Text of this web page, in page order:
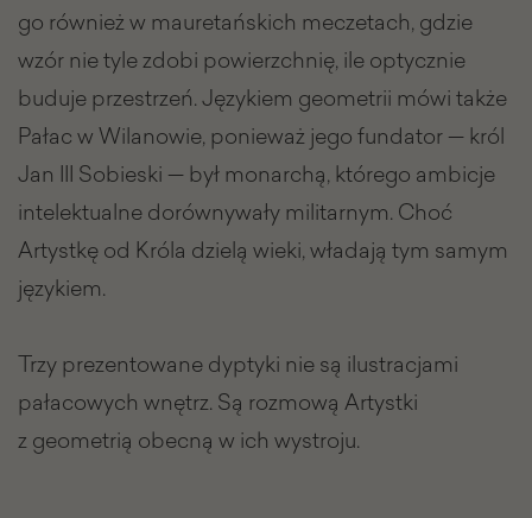
go również w mauretańskich meczetach, gdzie
wzór nie tyle zdobi powierzchnię, ile optycznie
buduje przestrzeń. Językiem geometrii mówi także
Pałac w Wilanowie, ponieważ jego fundator — król
Jan III Sobieski — był monarchą, którego ambicje
intelektualne dorównywały militarnym. Choć
Artystkę od Króla dzielą wieki, władają tym samym
językiem.
Trzy prezentowane dyptyki nie są ilustracjami
pałacowych wnętrz. Są rozmową Artystki
z geometrią obecną w ich wystroju.